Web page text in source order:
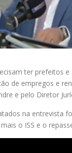
ter prefeitos
de empregos e
e pelo Diretor
na entrevista
o ISS e o